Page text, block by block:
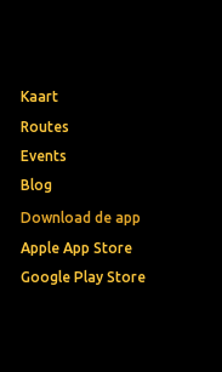
Download de app
Apple App Store
Google Play Store
Kaart
Routes
Events
Blog